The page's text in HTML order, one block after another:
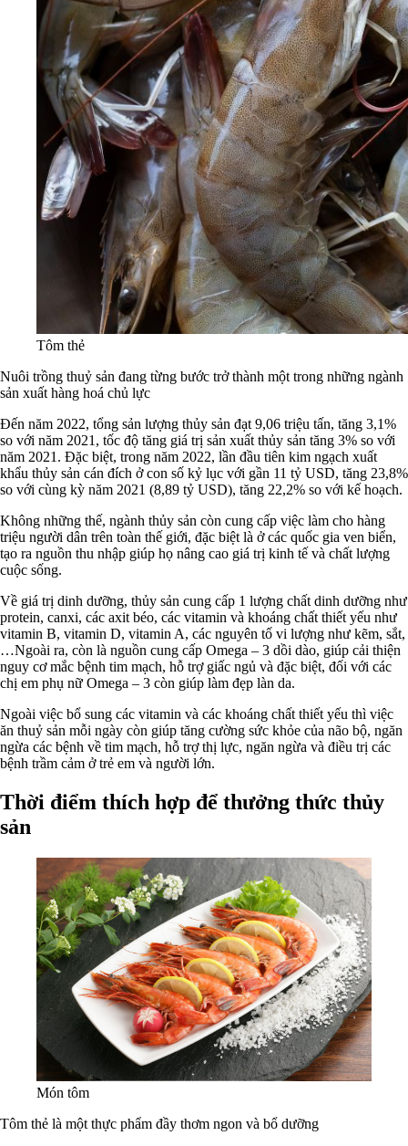
Tôm thẻ
Nuôi trồng thuỷ sản đang từng bước trở thành một trong những ngành
sản xuất hàng hoá chủ lực
Đến năm 2022, tổng sản lượng thủy sản đạt 9,06 triệu tấn, tăng 3,1%
so với năm 2021, tốc độ tăng giá trị sản xuất thủy sản tăng 3% so với
năm 2021. Đặc biệt, trong năm 2022, lần đầu tiên kim ngạch xuất
khẩu thủy sản cán đích ở con số kỷ lục với gần 11 tỷ USD, tăng 23,8%
so với cùng kỳ năm 2021 (8,89 tỷ USD), tăng 22,2% so với kế hoạch.
Không những thế, ngành thủy sản còn cung cấp việc làm cho hàng
triệu người dân trên toàn thế giới, đặc biệt là ở các quốc gia ven biển,
tạo ra nguồn thu nhập giúp họ nâng cao giá trị kinh tế và chất lượng
cuộc sống.
Về giá trị dinh dưỡng, thủy sản cung cấp 1 lượng chất dinh dưỡng như
protein, canxi, các axit béo, các vitamin và khoáng chất thiết yếu như
vitamin B, vitamin D, vitamin A, các nguyên tố vi lượng như kẽm, sắt,
…Ngoài ra, còn là nguồn cung cấp Omega – 3 dồi dào, giúp cải thiện
nguy cơ mắc bệnh tim mạch, hỗ trợ giấc ngủ và đặc biệt, đối với các
chị em phụ nữ Omega – 3 còn giúp làm đẹp làn da.
Ngoài việc bổ sung các vitamin và các khoáng chất thiết yếu thì việc
ăn thuỷ sản mỗi ngày còn giúp tăng cường sức khỏe của não bộ, ngăn
ngừa các bệnh về tim mạch, hỗ trợ thị lực, ngăn ngừa và điều trị các
bệnh trầm cảm ở trẻ em và người lớn.
Thời điểm thích hợp để thưởng thức thủy
sản
Món tôm
Tôm thẻ là một thực phẩm đầy thơm ngon và bổ dưỡng